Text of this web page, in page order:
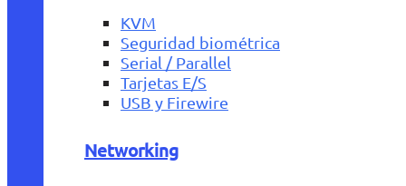
KVM
Seguridad biométrica
Serial / Parallel
Tarjetas E/S
USB y Firewire
Networking